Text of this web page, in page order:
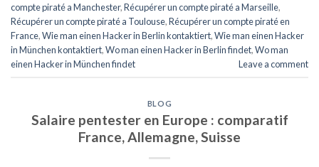
compte piraté a Manchester,Récupérer un compte piraté a Marseille,
Récupérer un compte piraté a Toulouse,Récupérer un compte piraté en
France,Wie man einen Hacker in Berlin kontaktiert,Wie man einen Hacker
in München kontaktiert,Wo man einen Hacker in Berlin findet,Wo man
einen Hacker in München findet
Leave a comment
BLOG
Salaire pentester en Europe : comparatif
France, Allemagne, Suisse